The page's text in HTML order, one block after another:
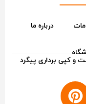
درباره ما
و کپی برداری پیگرد